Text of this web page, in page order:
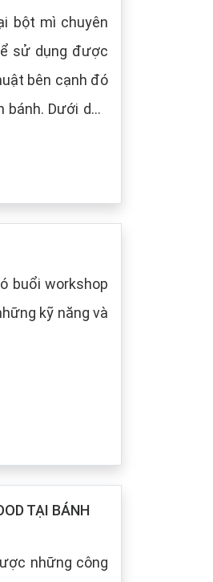
bột mì chuyên
sử dụng được
bên cạnh đó
dây,
các loại bột
buổi workshop
kỹ năng và
TẠI BÁNH
những công